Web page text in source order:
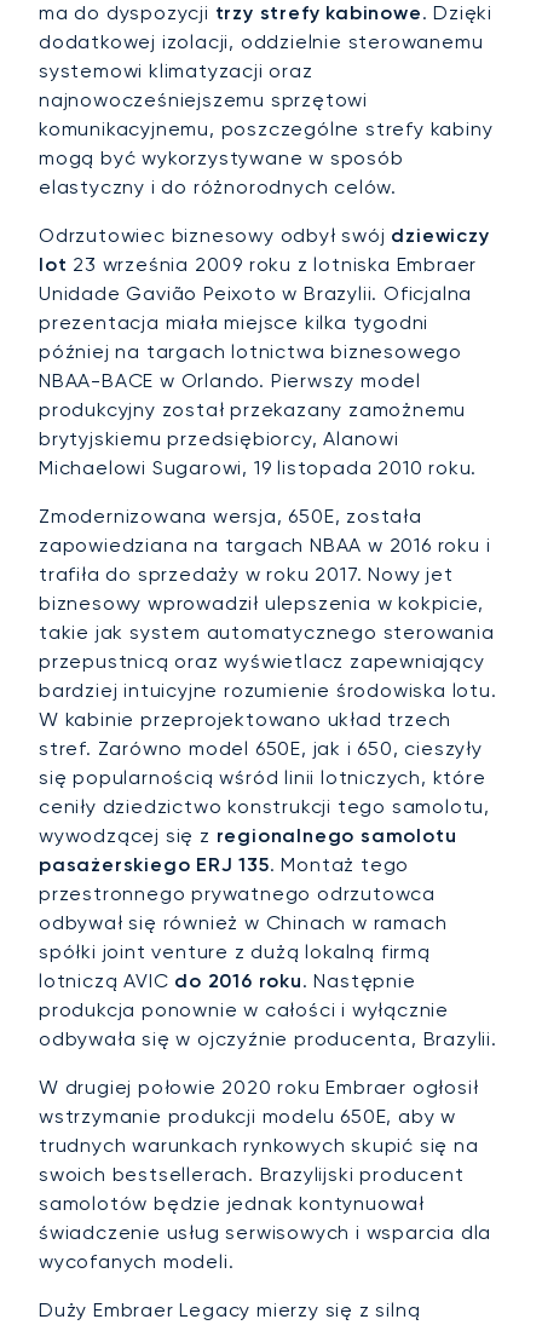
ma do dyspozycji trzy strefy kabinowe. Dzięki
dodatkowej izolacji, oddzielnie sterowanemu
systemowi klimatyzacji oraz
najnowocześniejszemu sprzętowi
komunikacyjnemu, poszczególne strefy kabiny
mogą być wykorzystywane w sposób
elastyczny i do różnorodnych celów.
Odrzutowiec biznesowy odbył swój dziewiczy
lot 23 września 2009 roku z lotniska Embraer
Unidade Gavião Peixoto w Brazylii. Oficjalna
prezentacja miała miejsce kilka tygodni
później na targach lotnictwa biznesowego
NBAA-BACE w Orlando. Pierwszy model
produkcyjny został przekazany zamożnemu
brytyjskiemu przedsiębiorcy, Alanowi
Michaelowi Sugarowi, 19 listopada 2010 roku.
Zmodernizowana wersja, 650E, została
zapowiedziana na targach NBAA w 2016 roku i
trafiła do sprzedaży w roku 2017. Nowy jet
biznesowy wprowadził ulepszenia w kokpicie,
takie jak system automatycznego sterowania
przepustnicą oraz wyświetlacz zapewniający
bardziej intuicyjne rozumienie środowiska lotu.
W kabinie przeprojektowano układ trzech
stref. Zarówno model 650E, jak i 650, cieszyły
się popularnością wśród linii lotniczych, które
ceniły dziedzictwo konstrukcji tego samolotu,
wywodzącej się z regionalnego samolotu
pasażerskiego ERJ 135. Montaż tego
przestronnego prywatnego odrzutowca
odbywał się również w Chinach w ramach
spółki joint venture z dużą lokalną firmą
lotniczą AVIC do 2016 roku. Następnie
produkcja ponownie w całości i wyłącznie
odbywała się w ojczyźnie producenta, Brazylii.
W drugiej połowie 2020 roku Embraer ogłosił
wstrzymanie produkcji modelu 650E, aby w
trudnych warunkach rynkowych skupić się na
swoich bestsellerach. Brazylijski producent
samolotów będzie jednak kontynuował
świadczenie usług serwisowych i wsparcia dla
wycofanych modeli.
Duży Embraer Legacy mierzy się z silną